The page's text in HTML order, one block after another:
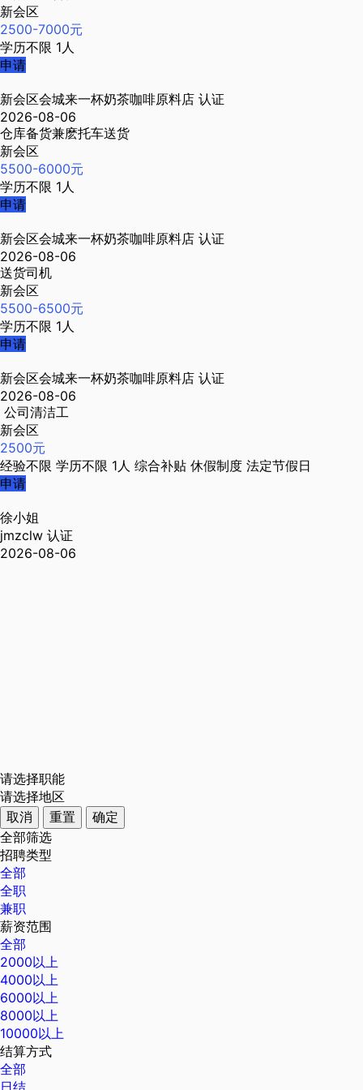
新会区
2500-7000元
学历不限 1人
申请
新会区会城来一杯奶茶咖啡原料店 认证
2026-08-06
仓库备货兼麽托车送货
新会区
5500-6000元
学历不限 1人
申请
新会区会城来一杯奶茶咖啡原料店 认证
2026-08-06
送货司机
新会区
5500-6500元
学历不限 1人
申请
新会区会城来一杯奶茶咖啡原料店 认证
2026-08-06
公司清洁工
新会区
2500元
经验不限 学历不限 1人 综合补贴 休假制度 法定节假日
申请
徐小姐
jmzclw 认证
2026-08-06
请选择职能
请选择地区
取消
重置
确定
全部筛选
招聘类型
全部
全职
兼职
薪资范围
全部
2000以上
4000以上
6000以上
8000以上
10000以上
结算方式
全部